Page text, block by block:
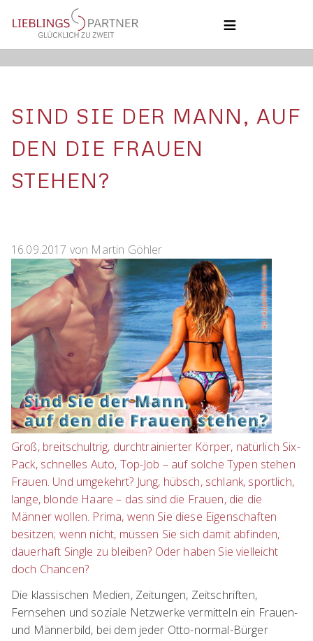
NAVIGATION
ÜBERSPRINGEN
HOME
ÜBER UNS
UNSERE PHILOSOPHIE
KONTAKT
SIND SIE DER MANN, AUF
DEN DIE FRAUEN
STEHEN?
16.09.2017 von Martin Göhler
Groß, breitschultrig, durchtrainierter Körper, natürlich Six-
Pack, schnelles Auto, Top-Job – auf solche Typen stehen
Frauen. Und umgekehrt? Jung, hübsch, schlank, sportlich,
lange, blonde Haare – das sind die Frauen, die die
Männer wollen. Prima, wenn Sie diese Eigenschaften
besitzen; wenn nicht, müssen Sie sich damit abfinden,
dauerhaft Single zu bleiben? Oder haben Sie vielleicht
doch Chancen?
Die klassischen Medien, Zeitungen, Zeitschriften,
Fernsehen und soziale Netzwerke vermitteln ein Frauen-
und Männerbild, bei dem jeder Otto-normal-Bürger